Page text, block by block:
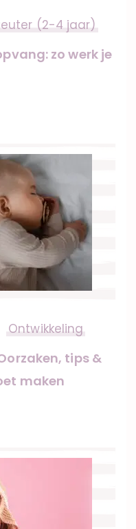
(2-4 jaar)
zo werk je
Ontwikkeling
tips &
maken